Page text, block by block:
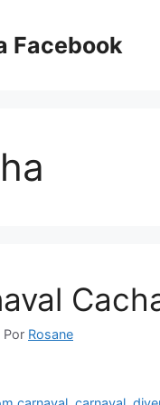
Facebook
Por Rosane